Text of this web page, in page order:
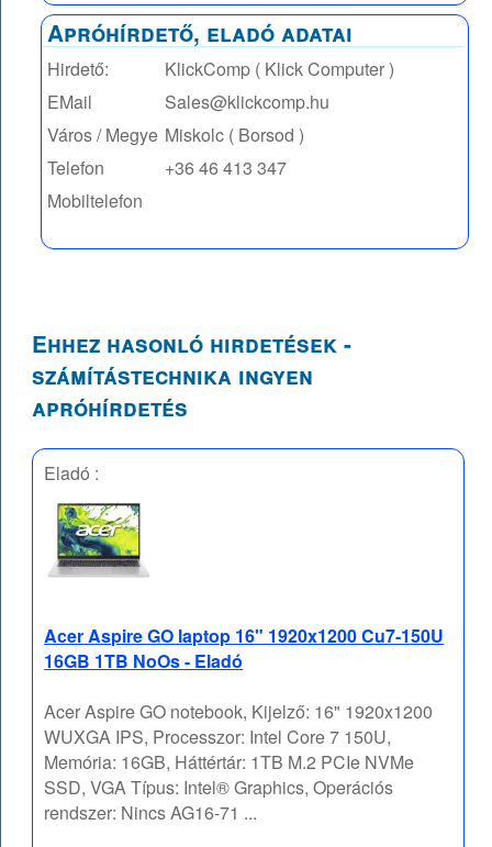
Apróhírdető, eladó adatai
Hirdető:
KlickComp ( Klick Computer )
EMail
Sales@klickcomp.hu
Város / Megye Miskolc ( Borsod )
Telefon
+36 46 413 347
Mobiltelefon
Ehhez hasonló hirdetések -
számítástechnika ingyen
apróhírdetés
Eladó :
Acer Aspire GO laptop 16" 1920x1200 Cu7-150U
16GB 1TB NoOs - Eladó
Acer Aspire GO notebook, Kijelző: 16" 1920x1200
WUXGA IPS, Processzor: Intel Core 7 150U,
Memória: 16GB, Háttértár: 1TB M.2 PCIe NVMe
SSD, VGA Típus: Intel® Graphics, Operációs
rendszer: Nincs AG16-71 ...